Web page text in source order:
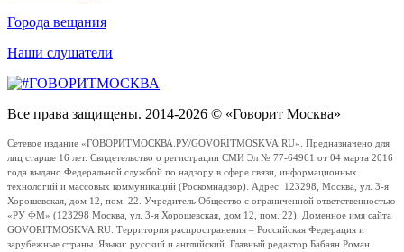
Города вещания
Наши слушатели
Все права защищены. 2014-2026 © «Говорит Москва»
Сетевое издание «ГОВОРИТМОСКВА.РУ/GOVORITMOSKVA.RU». Предназначено для
лиц старше 16 лет. Свидетельство о регистрации СМИ Эл № 77-64961 от 04 марта 2016
года выдано Федеральной службой по надзору в сфере связи, информационных
технологий и массовых коммуникаций (Роскомнадзор). Адрес: 123298, Москва, ул. 3-я
Хорошевская, дом 12, пом. 22. Учредитель Общество с ограниченной ответственностью
«РУ ФМ» (123298 Москва, ул. 3-я Хорошевская, дом 12, пом. 22). Доменное имя сайта
GOVORITMOSKVA.RU. Территория распространения – Российская Федерация и
зарубежные страны. Языки: русский и английский. Главный редактор Бабаян Роман